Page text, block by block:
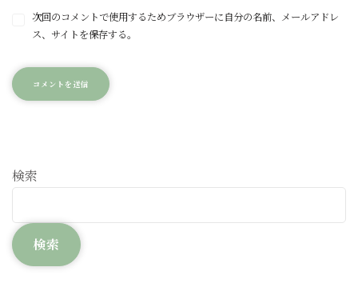
次回のコメントで使用するためブラウザーに自分の名前、メールアドレ
ス、サイトを保存する。
検索
検索